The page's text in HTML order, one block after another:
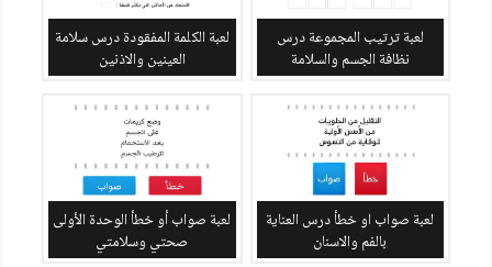
لعبة ترتيب المجموعة درس
نظافة الجسم والسلامة
لعبة الكلمة المفقودة درس سلامة
العينين والاذنين
لعبة صواب او خطأ درس العناية
بالفم والاسنان
لعبة صواب أو خطأ الوحدة الأولى
صحتي وسلامتي